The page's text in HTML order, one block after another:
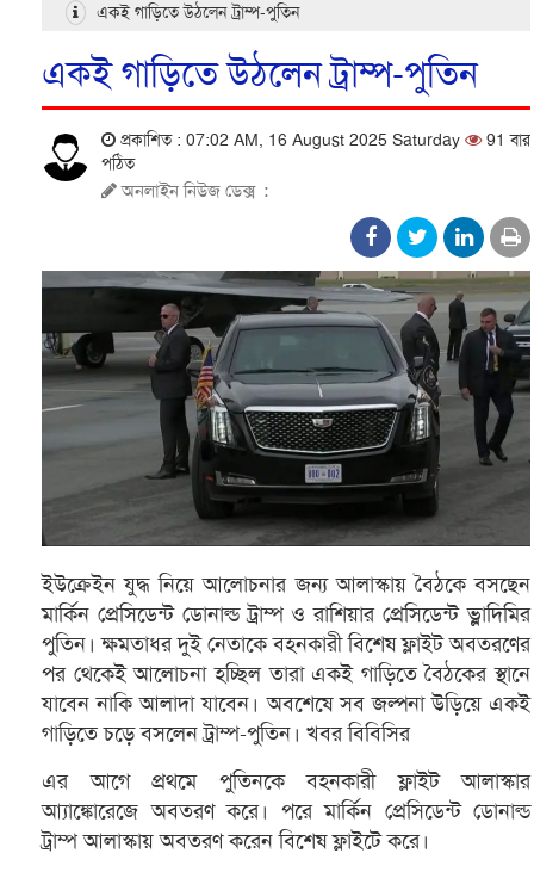
একই গাড়িতে উঠলেন ট্রাম্প-পুতিন
একই গাড়িতে উঠলেন ট্রাম্প-পুতিন
প্রকাশিত : 07:02 AM, 16 August 2025 Saturday
91 বার
পঠিত
অনলাইন নিউজ ডেক্স :
ইউক্রেইন যুদ্ধ নিয়ে আলোচনার জন্য আলাস্কায় বৈঠকে বসছেন
মার্কিন প্রেসিডেন্ট ডোনাল্ড ট্রাম্প ও রাশিয়ার প্রেসিডেন্ট ভ্লাদিমির
পুতিন। ক্ষমতাধর দুই নেতাকে বহনকারী বিশেষ ফ্লাইট অবতরণের
পর থেকেই আলোচনা হচ্ছিল তারা একই গাড়িতে বৈঠকের স্থানে
যাবেন নাকি আলাদা যাবেন। অবশেষে সব জল্পনা উড়িয়ে একই
গাড়িতে চড়ে বসলেন ট্রাম্প-পুতিন। খবর বিবিসির
এর আগে প্রথমে পুতিনকে বহনকারী ফ্লাইট আলাস্কার
আ্যাঙ্কোরেজে অবতরণ করে। পরে মার্কিন প্রেসিডেন্ট ডোনাল্ড
ট্রাম্প আলাস্কায় অবতরণ করেন বিশেষ ফ্লাইটে করে।